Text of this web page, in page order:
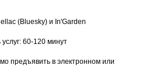
(Bluesky) и In'Garden
60-120 минут
предъявить в электронном или